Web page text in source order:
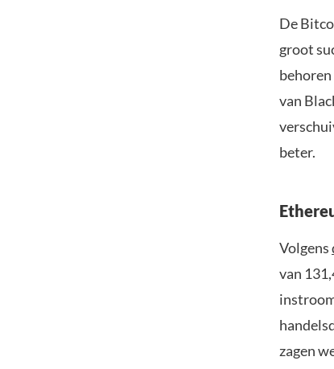
De
groot
van
beter.
Volgens
van
zagen